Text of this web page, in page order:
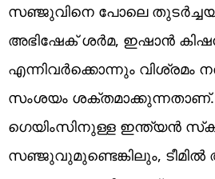
സഞ്ജുവിനെ പോലെ
അഭിഷേക് ശര്‍മ, ഇഷാന്‍
എന്നിവര്‍ക്കൊന്നും വിശ്രമം
സംശയം
ഗെയിംസിനുള്ള ഇന്ത്യന്‍
സഞ്ജുവുമുണ്ടെങ്കിലും,